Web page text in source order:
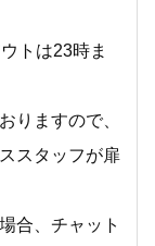
トは23時ま
りますので、
スタッフが扉
合、チャット